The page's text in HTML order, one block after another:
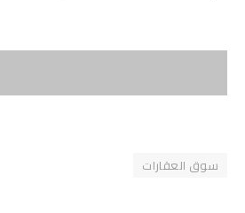
سوق العقارات